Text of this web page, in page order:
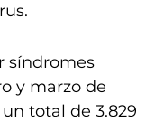
síndromes
y marzo de
un total de 3.829